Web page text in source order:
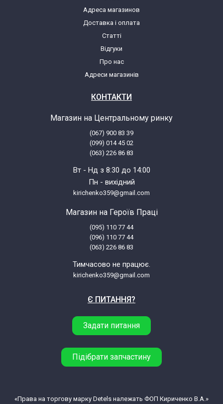
Адреса магазинов
Доставка і оплата
Статті
Відгуки
Про нас
Адреси магазинів
КОНТАКТИ
Магазин на Центральному ринку
(067) 900 83 39
(099) 014 45 02
(063) 226 86 83
Вт - Нд з 8:30 до 14:00
Пн - вихідний
kirichenko359@gmail.com
Магазин на Героїв Праці
(095) 110 77 44
(096) 110 77 44
(063) 226 86 83
Тимчасово не працює.
kirichenko359@gmail.com
Є ПИТАННЯ?
Задати питання
Підібрати запчастину
«Права на торгову марку Detels належать ФОП Кириченко В.А.»